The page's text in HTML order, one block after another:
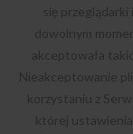
się
dowolnym
akceptowała
Nieakceptowanie
korzystaniu z
której